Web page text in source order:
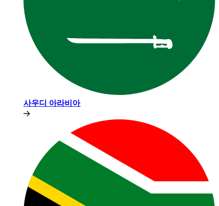
사우디 아라비아​​